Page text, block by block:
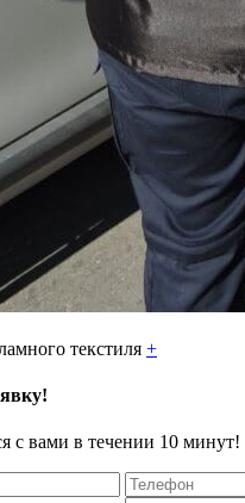
+
с вами в течении 10 минут!